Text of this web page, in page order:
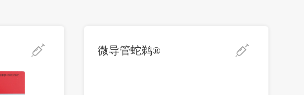
微导管蛇鹈®